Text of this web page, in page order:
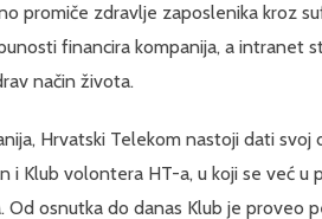
promiče zdravlje zaposlenika kroz
financira kompanija, a intranet
način života.
Hrvatski Telekom nastoji dati svoj
i Klub volontera HT-a, u koji se već u
osnutka do danas Klub je proveo